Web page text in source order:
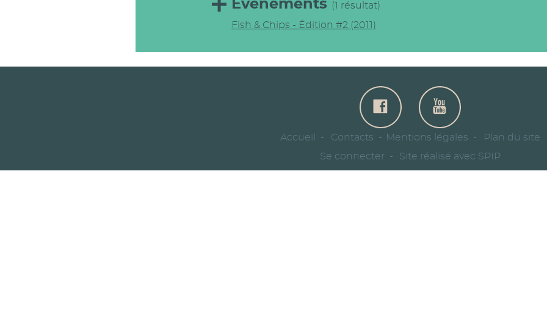
Événements
(1 résultat)
Fish & Chips - Édition #2 (2011)
Accueil Contacts Mentions légales
Plan du site
Se connecter
Site réalisé avec SPIP